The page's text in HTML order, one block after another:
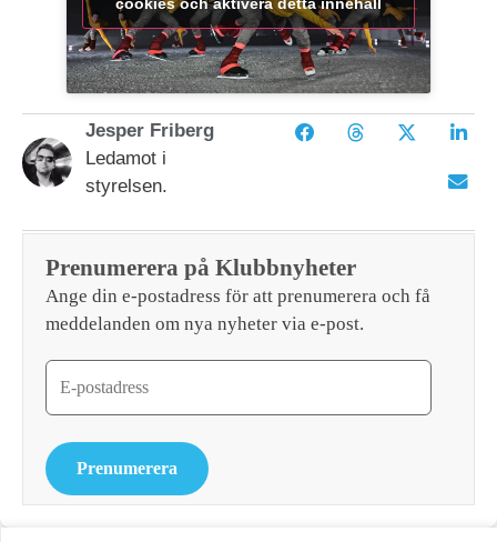
cookies och aktivera detta innehåll
Jesper Friberg
Ledamot i
styrelsen.
Prenumerera på Klubbnyheter
Ange din e-postadress för att prenumerera och få
meddelanden om nya nyheter via e-post.
Prenumerera